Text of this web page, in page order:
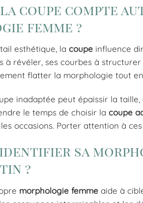
coupe compte
femme ?
esthétique, la coupe influence
à révéler, ses courbes à
flatter la morphologie tout
inadaptée peut épaissir la
le temps de choisir la coupe
occasions. Porter attention à
identifier sa
?
morphologie femme aide à